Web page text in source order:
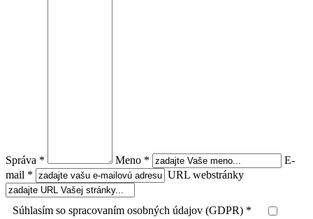
Správa * Meno *
E-
mail *
URL webstránky
Súhlasím so spracovaním osobných údajov (GDPR) *